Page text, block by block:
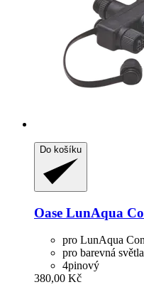
Do košíku
Oase LunAqua
pro LunAqua
pro barevná světla
4pinový
380,00 Kč